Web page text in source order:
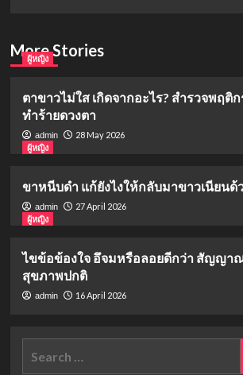
More Stories
ผู้หญิง
ตาขาวไม่ใส เกิดจากอะไร? สำรวจพฤติ
ทำร้ายดวงตา
admin
28 May 2026
ผู้หญิง
ขาหนีบดำ แก้ยังไงให้กลับมาขาวเนียนด้
admin
27 April 2026
ผู้หญิง
ไขข้อข้องใจ อึจมหรือลอยดีกว่า สัญญา
สุขภาพปกติ
admin 16 April 2026